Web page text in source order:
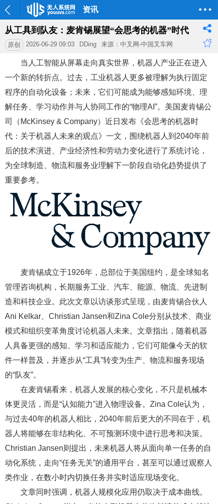
资讯
从工具到队友：麦肯锡展望“会思考的机器”时代
原创 2026-06-29 09:03 DDing 来源：中叉网-中国叉车网
当人工智能从屏幕走向真实世界，机器人产业正在进入
一个新的转折点。过去，工业机器人更多被理解为执行固定
程序的自动化设备；未来，它们可能成为能够感知环境、理
解任务、学习动作并与人协同工作的“物理AI”。美国麦肯锡公
司（McKinsey & Company）近日发布《会思考的机器时
代：关于机器人未来的观点》一文，围绕机器人到2040年前
后的技术演进、产业经济性和劳动力变化进行了系统讨论，
为全球制造、物流和服务业理解下一阶段自动化趋势提供了
重要参考。
麦肯锡成立于1926年，总部位于美国纽约，是全球知名
管理咨询机构，长期服务工业、汽车、能源、物流、先进制
造和科技企业。此次文章以访谈形式呈现，由麦肯锡合伙人
Ani Kelkar、Christian Jansen和Zina Cole分别从技术、商业
模式和组织变革角度讨论机器人未来。文章指出，随着机器
人具备更强的感知、学习和适应能力，它们可能像今天的软
件一样普及，并逐步从“工具”转变为生产、物流和服务现场
的“队友”。
在麦肯锡看来，机器人发展的核心变化，不只是机械本
体更灵活，而是“认知能力”进入物理设备。Zina Cole认为，
与过去40年的机器人相比，2040年前后更大的不同在于，机
器人将能够在非结构化、不可预测环境中进行思考和决策。
Christian Jansen则提出，未来机器人将从面向单一任务的自
动化系统，走向“任务无关”的通用平台，甚至可以通过观察人
类作业，在数小时内切换任务并实时适应现场变化。
文章同时强调，机器人规模化应用仍取决于成本曲线。